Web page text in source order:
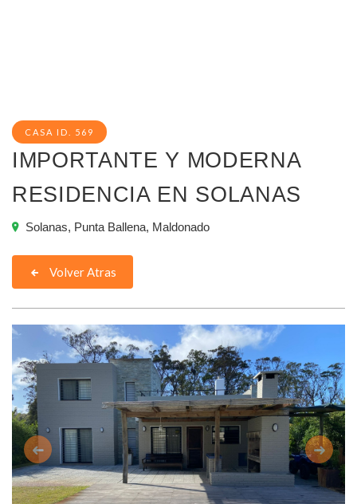
CASA ID. 569
IMPORTANTE Y MODERNA
RESIDENCIA EN SOLANAS
Solanas, Punta Ballena, Maldonado
Volver Atras
Anterior